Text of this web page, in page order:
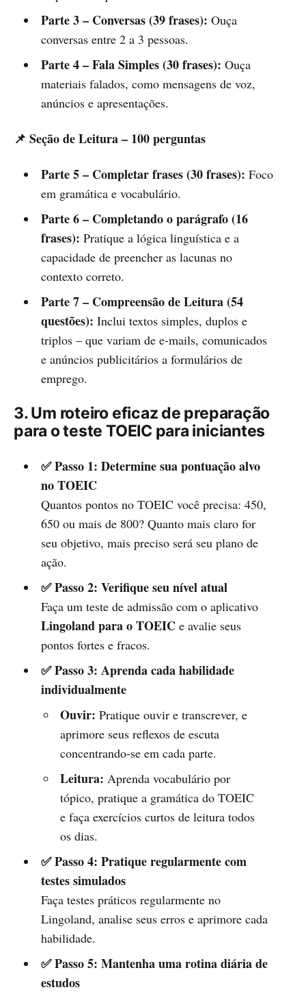
Parte 3 – Conversas (39 frases): Ouça
conversas entre 2 a 3 pessoas.
Parte 4 – Fala Simples (30 frases): Ouça
materiais falados, como mensagens de voz,
anúncios e apresentações.
📌 Seção de Leitura – 100 perguntas
Parte 5 – Completar frases (30 frases): Foco
em gramática e vocabulário.
Parte 6 – Completando o parágrafo (16
frases): Pratique a lógica linguística e a
capacidade de preencher as lacunas no
contexto correto.
Parte 7 – Compreensão de Leitura (54
questões): Inclui textos simples, duplos e
triplos – que variam de e-mails, comunicados
e anúncios publicitários a formulários de
emprego.
3. Um roteiro eficaz de preparação
para o teste TOEIC para iniciantes
✅ Passo 1: Determine sua pontuação alvo
no TOEIC
Quantos pontos no TOEIC você precisa: 450,
650 ou mais de 800? Quanto mais claro for
seu objetivo, mais preciso será seu plano de
ação.
✅ Passo 2: Verifique seu nível atual
Faça um teste de admissão com o aplicativo
Lingoland para o TOEICe avalie seus
pontos fortes e fracos.
✅ Passo 3: Aprenda cada habilidade
individualmente
Ouvir: Pratique ouvir e transcrever, e
aprimore seus reflexos de escuta
concentrando-se em cada parte.
Leitura: Aprenda vocabulário por
tópico, pratique a gramática do TOEIC
e faça exercícios curtos de leitura todos
os dias.
✅ Passo 4: Pratique regularmente com
testes simulados
Faça testes práticos regularmente no
Lingoland, analise seus erros e aprimore cada
habilidade.
✅ Passo 5: Mantenha uma rotina diária de
estudos